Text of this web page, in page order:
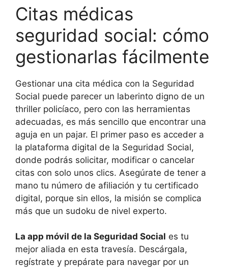
Citas médicas
seguridad social: cómo
gestionarlas fácilmente
Gestionar una cita médica con la Seguridad
Social puede parecer un laberinto digno de un
thriller policíaco, pero con las herramientas
adecuadas, es más sencillo que encontrar una
aguja en un pajar. El primer paso es acceder a
la plataforma digital de la Seguridad Social,
donde podrás solicitar, modificar o cancelar
citas con solo unos clics. Asegúrate de tener a
mano tu número de afiliación y tu certificado
digital, porque sin ellos, la misión se complica
más que un sudoku de nivel experto.
La app móvil de la Seguridad Social es tu
mejor aliada en esta travesía. Descárgala,
regístrate y prepárate para navegar por un